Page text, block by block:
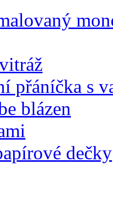
přáníčka s
blázen
dečky